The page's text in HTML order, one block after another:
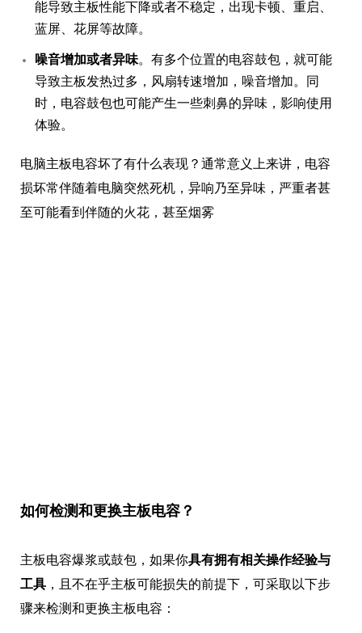
能导致主板性能下降或者不稳定，出现卡顿、重启、
蓝屏、花屏等故障。
噪音增加或者异味。有多个位置的电容鼓包，就可能
导致主板发热过多，风扇转速增加，噪音增加。同
时，电容鼓包也可能产生一些刺鼻的异味，影响使用
体验。
电脑主板电容坏了有什么表现？通常意义上来讲，电容
损坏常伴随着电脑突然死机，异响乃至异味，严重者甚
至可能看到伴随的火花，甚至烟雾
如何检测和更换主板电容？
主板电容爆浆或鼓包，如果你具有拥有相关操作经验与
工具 ，且不在乎主板可能损失的前提下，可采取以下步
骤来检测和更换主板电容：